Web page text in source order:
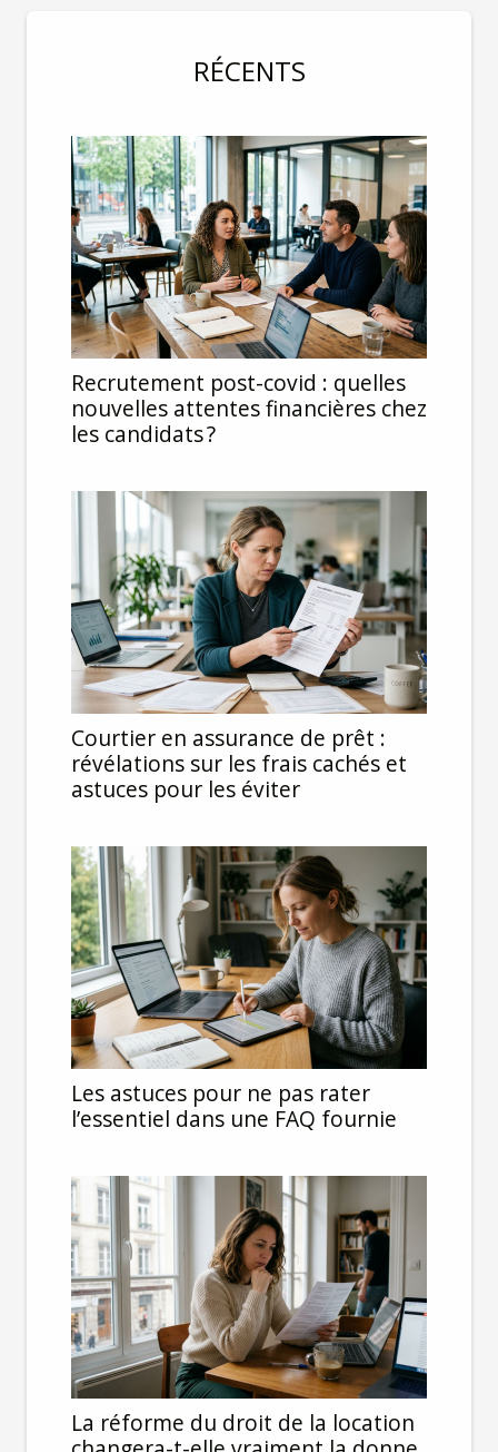
RÉCENTS
Recrutement post-covid : quelles
nouvelles attentes financières chez
les candidats ?
Courtier en assurance de prêt :
révélations sur les frais cachés et
astuces pour les éviter
Les astuces pour ne pas rater
l’essentiel dans une FAQ fournie
La réforme du droit de la location